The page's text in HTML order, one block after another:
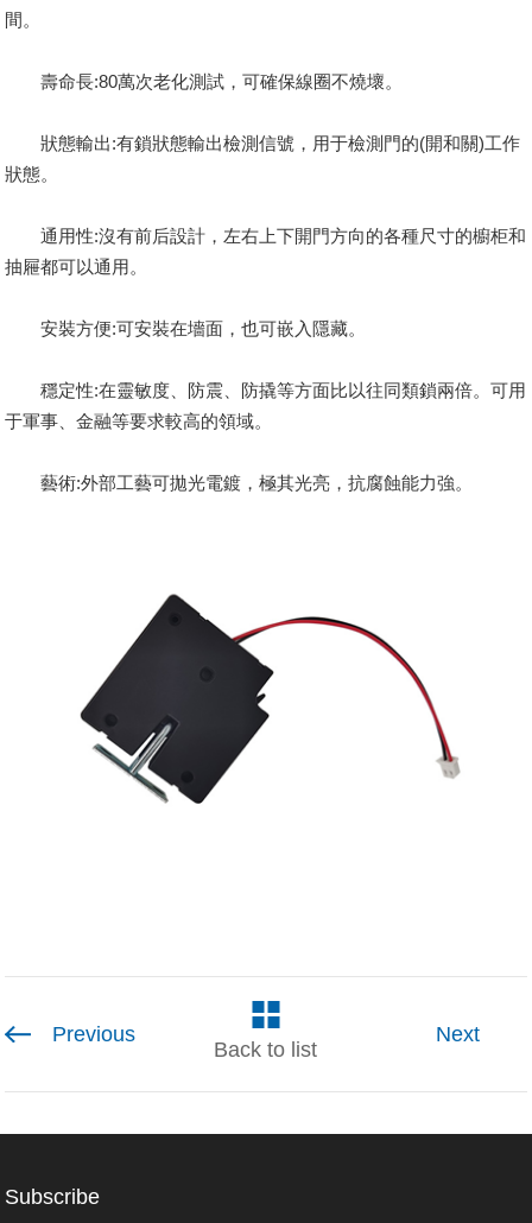
間。
壽命長:80萬次老化測試，可確保線圈不燒壞。
狀態輸出:有鎖狀態輸出檢測信號，用于檢測門的(開和關)工作
狀態。
通用性:沒有前后設計，左右上下開門方向的各種尺寸的櫥柜和
抽屜都可以通用。
安裝方便:可安裝在墻面，也可嵌入隱藏。
穩定性:在靈敏度、防震、防撬等方面比以往同類鎖兩倍。可用
于軍事、金融等要求較高的領域。
藝術:外部工藝可拋光電鍍，極其光亮，抗腐蝕能力強。
Previous
Back to list
Next
Subscribe